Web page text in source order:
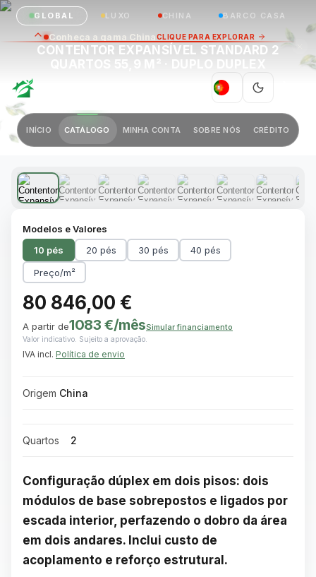
GLOBAL LUXO CHINA BARCO CASA
PT
INÍCIO CATÁLOGO MINHA CONTA SOBRE NÓS CRÉDITO
CONTENTOR EXPANSÍVEL STANDARD 2
1 / 21
Modelos e Valores
10 pés
20 pés 30 pés
40 pés
Preço/m²
80 846,00 €
A partir de1083 €/mêsSimular financiamento
Valor indicativo. Sujeito a aprovação.
IVA incl. Política de envio
Origem China
Quartos 2
Configuração dúplex em dois pisos: dois
módulos de base sobrepostos e ligados por
escada interior, perfazendo o dobro da área
em dois andares. Inclui custo de
acoplamento e reforço estrutural.
Conheça a gama ChinaCLIQUE PARA EXPLORAR